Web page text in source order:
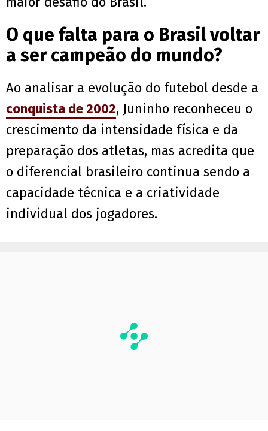
O que falta para o Brasil voltar
a ser campeão do mundo?
Ao analisar a evolução do futebol desde a
conquista de 2002, Juninho reconheceu o
crescimento da intensidade física e da
preparação dos atletas, mas acredita que
o diferencial brasileiro continua sendo a
capacidade técnica e a criatividade
individual dos jogadores.
PUBLICIDADE